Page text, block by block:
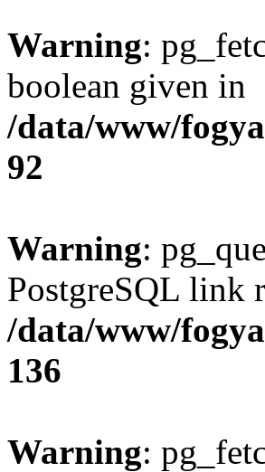
Warning:
boolean given in
/data/www/
92
Warning:
PostgreSQL link
/data/www/
136
Warning: